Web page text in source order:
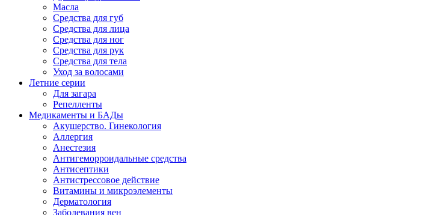
Масла
Средства для губ
Средства для лица
Средства для ног
Средства для рук
Средства для тела
Уход за волосами
Летние серии
Для загара
Репелленты
Медикаменты и БАДы
Акушерство. Гинекология
Аллергия
Анестезия
Антигеморроидальные средства
Антисептики
Антистрессовое действие
Витамины и микроэлементы
Дерматология
Заболевания вен